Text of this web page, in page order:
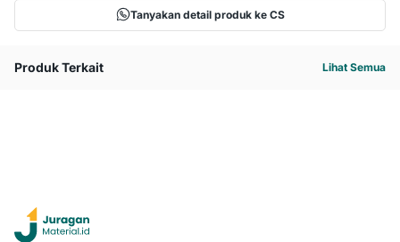
Tanyakan detail produk ke CS
Produk Terkait Lihat Semua